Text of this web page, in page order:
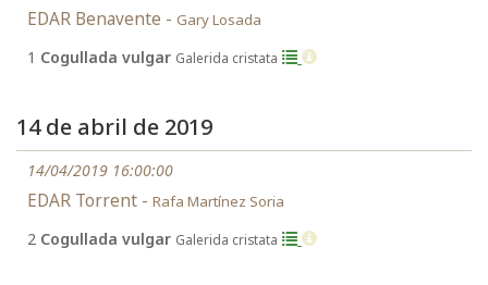
EDAR Benavente - Gary Losada
1 Cogullada vulgar Galerida cristata
14 de abril de 2019
14/04/2019 16:00:00
EDAR Torrent - Rafa Martínez Soria
2 Cogullada vulgar Galerida cristata